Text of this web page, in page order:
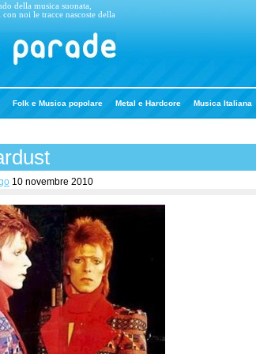
della musica suonata,
con noi le tracce nascoste della
Folk e Musica popolare Metal e Hardcore Musica Italiana
10 novembre 2010